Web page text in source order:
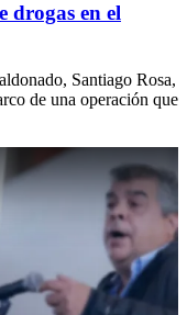
drogas en el
Santiago Rosa,
de una operación que
Blás presentará